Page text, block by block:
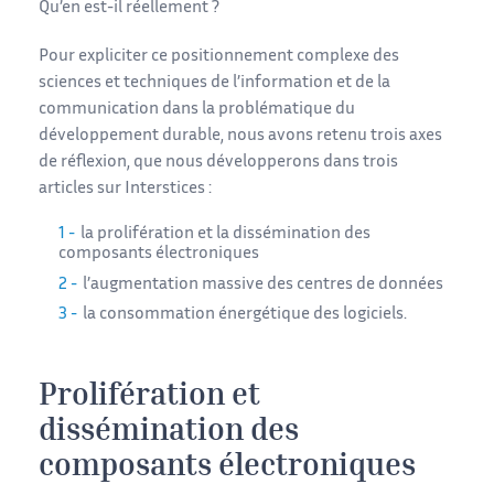
Qu’en est-il réellement ?
Pour expliciter ce positionnement complexe des
sciences et techniques de l’information et de la
communication dans la problématique du
développement durable, nous avons retenu trois axes
de réflexion, que nous développerons dans trois
articles sur Interstices :
la prolifération et la dissémination des
composants électroniques
l’augmentation massive des centres de données
la consommation énergétique des logiciels.
Prolifération et
dissémination des
composants électroniques